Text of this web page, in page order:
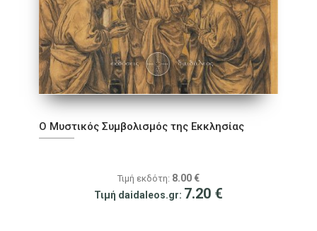
Ο Μυστικός Συμβολισμός της Εκκλησίας
Τιμή εκδότη: 8.00 €
Τιμή daidaleos.gr: 7.20 €